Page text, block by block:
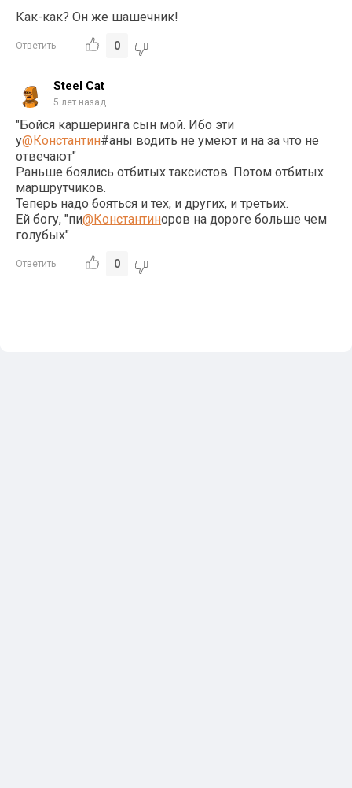
Как-как? Он же шашечник!
Ответить 0
Steel Cat
5 лет назад
"Бойся каршеринга сын мой. Ибо эти
у@Константин#аны водить не умеют и на за что не
отвечают"
Раньше боялись отбитых таксистов. Потом отбитых
маршрутчиков.
Теперь надо бояться и тех, и других, и третьих.
Ей богу, "пи@Константиноров на дороге больше чем
голубых"
Ответить 0